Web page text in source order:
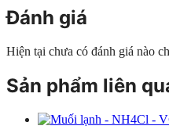
Đánh giá
Hiện tại chưa có đánh giá nào
Sản phẩm liên